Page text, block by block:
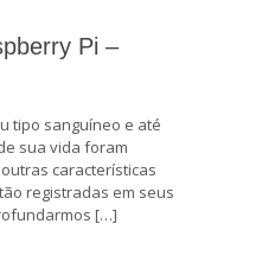
Pi –
tipo sanguíneo e até
sua vida foram
características
registradas em seus
[…]